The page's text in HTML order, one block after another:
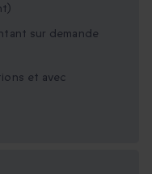
sur demande
et avec